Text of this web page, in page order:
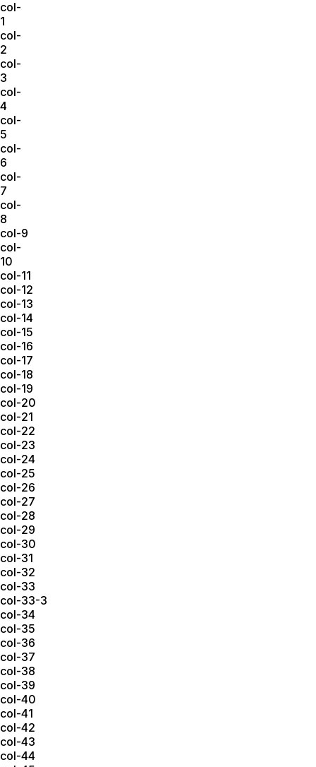
col-
1
col-
2
col-
3
col-
4
col-
5
col-
6
col-
7
col-
8
col-9
col-
10
col-11
col-12
col-13
col-14
col-15
col-16
col-17
col-18
col-19
col-20
col-21
col-22
col-23
col-24
col-25
col-26
col-27
col-28
col-29
col-30
col-31
col-32
col-33
col-33-3
col-34
col-35
col-36
col-37
col-38
col-39
col-40
col-41
col-42
col-43
col-44